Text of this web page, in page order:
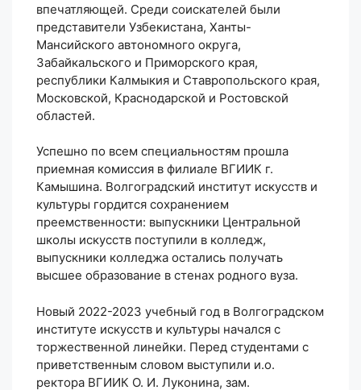
впечатляющей. Среди соискателей были
представители Узбекистана, Ханты-
Мансийского автономного округа,
Забайкальского и Приморского края,
республики Калмыкия и Ставропольского края,
Московской, Краснодарской и Ростовской
областей.
Успешно по всем специальностям прошла
приемная комиссия в филиале ВГИИК г.
Камышина. Волгоградский институт искусств и
культуры гордится сохранением
преемственности: выпускники Центральной
школы искусств поступили в колледж,
выпускники колледжа остались получать
высшее образование в стенах родного вуза.
Новый 2022-2023 учебный год в Волгоградском
институте искусств и культуры начался с
торжественной линейки. Перед студентами с
приветственным словом выступили и.о.
ректора ВГИИК О. И. Луконина, зам.